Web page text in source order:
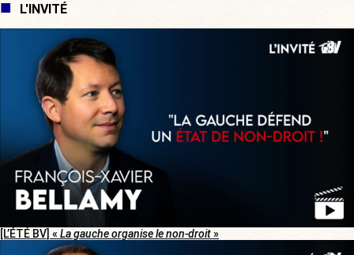
L'INVITÉ
[L’ÉTÉ BV] « La gauche organise le non-droit»